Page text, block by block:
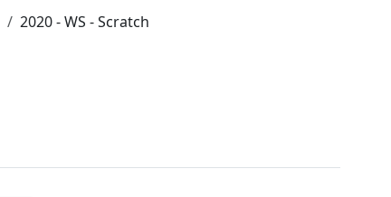
2020 - WS - Scratch